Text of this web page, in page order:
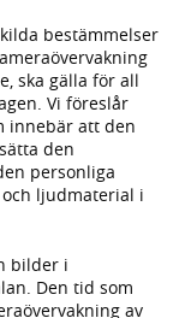
bestämmelser
ska gälla för all
Vi föreslår
innebär att den
den
personliga
ljudmaterial i
bilder i
Den tid som
av